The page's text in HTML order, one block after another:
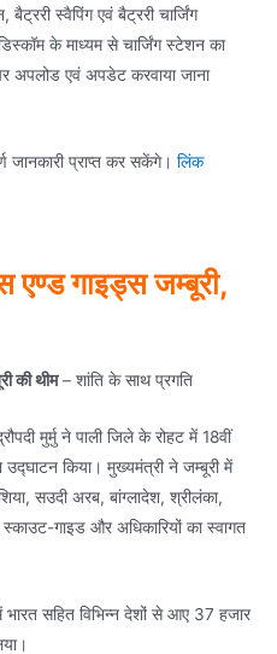
स्वैपिंग एवं बैट्ररी चार्जिंग
के माध्यम से चार्जिंग स्टेशन का
अपलोड एवं अपडेट करवाया जाना
जानकारी प्राप्त कर सकेंगे। लिंक
एण्ड गाइड्स जम्बूरी,
की थीम– शांति के साथ प्रगति
मुर्मु ने पाली जिले के रोहट में 18वीं
उद्घाटन किया। मुख्यमंत्री ने जम्बूरी में
सउदी अरब, बांग्लादेश, श्रीलंका,
गाइड और अधिकारियों का स्वागत
सहित विभिन्न देशों से आए 37 हजार